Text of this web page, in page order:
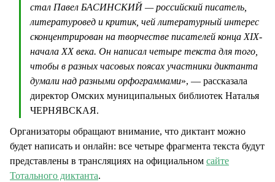
стал Павел БАСИНСКИЙ — российский писатель,
литературовед и критик, чей литературный интерес
сконцентрирован на творчестве писателей конца XIX-
начала XX века. Он написал четыре текста для того,
чтобы в разных часовых поясах участники диктанта
думали над разными орфограммами», — рассказала
директор Омских муниципальных библиотек Наталья
ЧЕРНЯВСКАЯ.
Организаторы обращают внимание, что диктант можно
будет написать и онлайн: все четыре фрагмента текста будут
представлены в трансляциях на официальном сайте
Тотального диктанта.